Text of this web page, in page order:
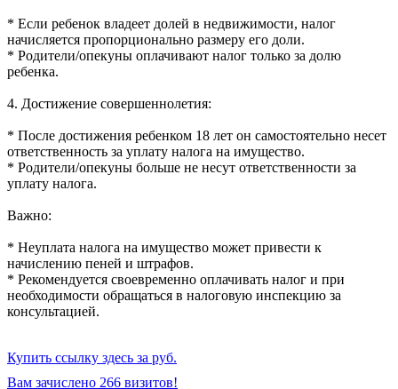
* Если ребенок владеет долей в недвижимости, налог
начисляется пропорционально размеру его доли.
* Родители/опекуны оплачивают налог только за долю
ребенка.
4. Достижение совершеннолетия:
* После достижения ребенком 18 лет он самостоятельно несет
ответственность за уплату налога на имущество.
* Родители/опекуны больше не несут ответственности за
уплату налога.
Важно:
* Неуплата налога на имущество может привести к
начислению пеней и штрафов.
* Рекомендуется своевременно оплачивать налог и при
необходимости обращаться в налоговую инспекцию за
консультацией.
Купить ссылку здесь за руб.
Вам зачислено 266 визитов!